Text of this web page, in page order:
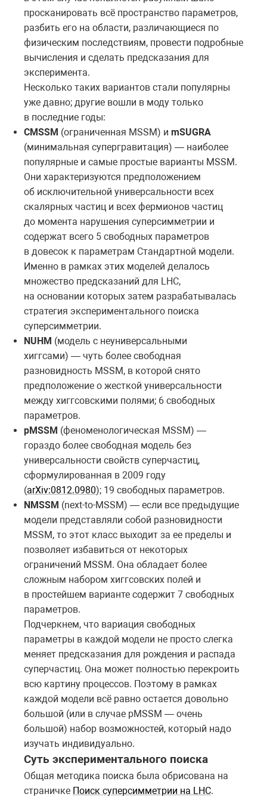
просканировать всё пространство параметров,
разбить его на области, различающиеся по
физическим последствиям, провести подробные
вычисления и сделать предсказания для
эксперимента.
Несколько таких вариантов стали популярны
уже давно; другие вошли в моду только
в последние годы:
CMSSM (ограниченная MSSM) и mSUGRA
(минимальная супергравитация) — наиболее
популярные и самые простые варианты MSSM.
Они характеризуются предположением
об исключительной универсальности всех
скалярных частиц и всех фермионов частиц
до момента нарушения суперсимметрии и
содержат всего 5 свободных параметров
в довесок к параметрам Стандартной модели.
Именно в рамках этих моделей делалось
множество предсказаний для LHC,
на основании которых затем разрабатывалась
стратегия экспериментального поиска
суперсимметрии.
NUHM (модель с неуниверсальными
хиггсами) — чуть более свободная
разновидность MSSM, в которой снято
предположение о жесткой универсальности
между хиггсовскими полями; 6 свободных
параметров.
pMSSM (феноменологическая MSSM) —
гораздо более свободная модель без
универсальности свойств суперчастиц,
сформулированная в 2009 году
(arXiv:0812.0980); 19 свободных параметров.
NMSSM (next-to-MSSM) — если все предыдущие
модели представляли собой разновидности
MSSM, то этот класс выходит за ее пределы и
позволяет избавиться от некоторых
ограничений MSSM. Она обладает более
сложным набором хиггсовских полей и
в простейшем варианте содержит 7 свободных
параметров.
Подчеркнем, что вариация свободных
параметры в каждой модели не просто слегка
меняет предсказания для рождения и распада
суперчастиц. Она может полностью перекроить
всю картину процессов. Поэтому в рамках
каждой модели всё равно остается довольно
большой (или в случае pMSSM — очень
большой) набор возможностей, который надо
изучать индивидуально.
Суть экспериментального поиска
Общая методика поиска была обрисована на
страничке Поиск суперсимметрии на LHC.